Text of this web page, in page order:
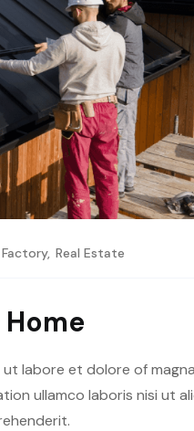
Factory, Real Estate
labore et dolore of
ullamco laboris nisi ut